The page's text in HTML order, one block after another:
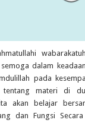
dalam
pada
tentang materi di
akan belajar
dan Fungsi